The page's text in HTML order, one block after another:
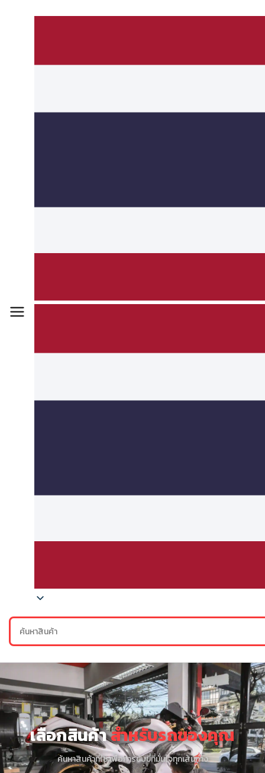
เลือกสินค้าสำหรับรถของคุณ
ค้นหาสินค้าที่ใช่ เพื่อการขับขี่ที่มั่นใจทุกเส้นทาง